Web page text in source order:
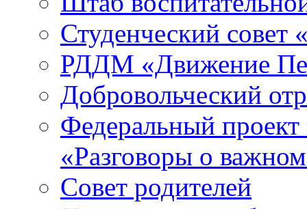
Студенческий совет
РДДМ «Движение
Добровольческий
Федеральный
«Разговоры о
Совет родителей